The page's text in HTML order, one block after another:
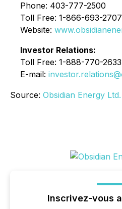
Phone: 403-777-2500
Toll Free: 1-866-693-2707
Website:
Investor Relations:
Toll Free: 1-888-770-2633
E-mail:
Source: Obsidian Energy Ltd.
Inscrivez-vous